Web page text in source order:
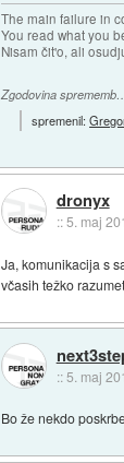
The main failure in
You read what you
Nisam čit'o, ali
Zgodovina
spremenil:
dronyx
::5. maj
Ja, komunikacija s
včasih težko
:: 5. maj
Bo že nekdo